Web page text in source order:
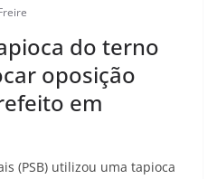
do terno
oposição
em
(PSB) utilizou uma tapioca